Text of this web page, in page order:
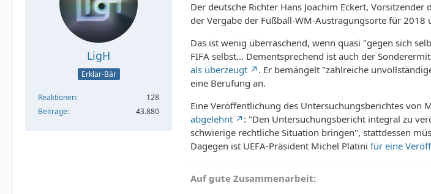
LigH
Erklär-Bär
Reaktionen
128
Beiträge
43.880
Der deutsche Richter Hans Joachim Eckert,
der Vergabe der Fußball-WM-Austragungsorte für 2018
Das ist wenig überraschend, wenn quasi "gegen sich
FIFA selbst... Dementsprechend ist auch der
als überzeugt
. Er bemängelt "zahlreiche
eine Berufung an.
Eine Veröffentlichung des Untersuchungsberichtes von
abgelehnt
: "Den Untersuchungsbericht integral zu
schwierige rechtliche Situation bringen", stattdessen
Dagegen ist UEFA-Präsident Michel Platini für eine
Auf gute Zusammenarbeit: